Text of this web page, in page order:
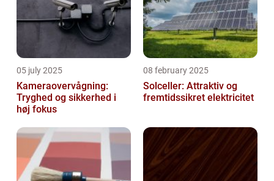
05 july 2025
Kameraovervågning:
Tryghed og sikkerhed i
høj fokus
08 february 2025
Solceller: Attraktiv og
fremtidssikret elektricitet